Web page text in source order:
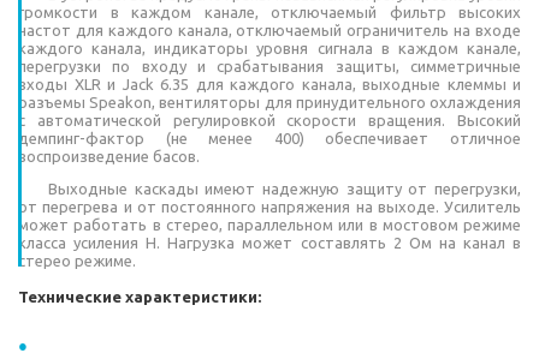
громкости в каждом канале, отключаемый фильтр высоких
частот для каждого канала, отключаемый ограничитель на входе
каждого канала, индикаторы уровня сигнала в каждом канале,
перегрузки по входу и срабатывания защиты, симметричные
входы XLR и Jack 6.35 для каждого канала, выходные клеммы и
разъемы Speakon, вентиляторы для принудительного охлаждения
с автоматической регулировкой скорости вращения. Высокий
демпинг-фактор (не менее 400) обеспечивает отличное
воспроизведение басов.
Выходные каскады имеют надежную защиту от перегрузки,
от перегрева и от постоянного напряжения на выходе. Усилитель
может работать в стерео, параллельном или в мостовом режиме
класса усиления H. Нагрузка может составлять 2 Ом на канал в
стерео режиме.
Технические характеристики: